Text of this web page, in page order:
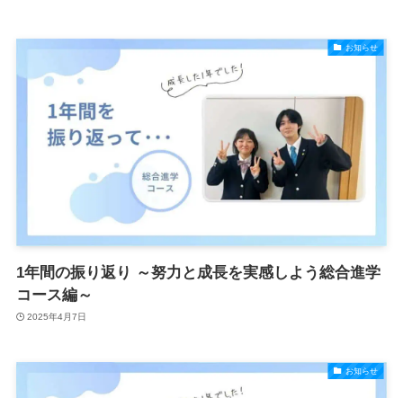
お知らせ
1年間の振り返り ～努力と成長を実感しよう総合進学
コース編～
2025年4月7日
お知らせ